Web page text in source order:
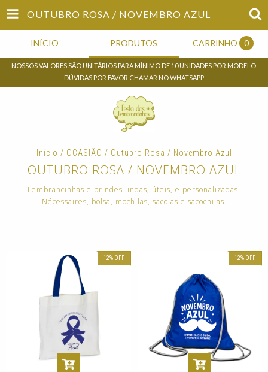
OUTUBRO ROSA / NOVEMBRO AZUL
INÍCIO PRODUTOS CARRINHO 0
NOSSOS VALORES SÃO UNITÁRIOS PARA MÍNIMO DE 10 UNIDADES POR MODELO.
DÚVIDAS POR FAVOR CHAMAR NO WHATSAPP
Início / OCASIÃO / Outubro Rosa / Novembro Azul
OUTUBRO ROSA / NOVEMBRO AZUL
Lembrancinhas e brindes lindas, úteis, e personalizadas.
Nécessaires, bolsa, mochilas, sacolas e sacochilas.
12% OFF 12% OFF